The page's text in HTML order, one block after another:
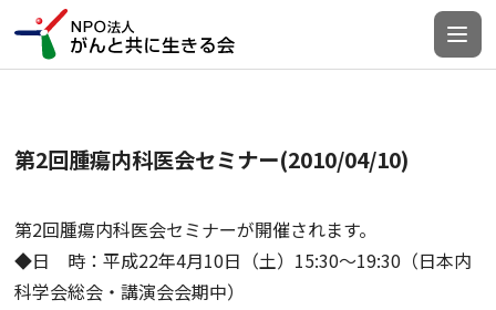
第2回腫瘍内科医会セミナー(2010/04/10)
第2回腫瘍内科医会セミナーが開催されます。
◆日 時：平成22年4月10日（土）15:30～19:30（日本内
科学会総会・講演会会期中）